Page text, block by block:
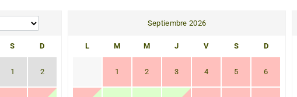
S D
1 2
Septiembre 2026
L M M J V S D
1 2 3 4 5 6